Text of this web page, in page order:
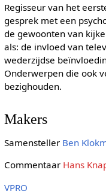
Regisseur van het
gesprek met een
de gewoonten van
als: de invloed van
wederzijdse
Onderwerpen die ook
bezighouden.
Makers
Samensteller Ben
Commentaar Hans
VPRO